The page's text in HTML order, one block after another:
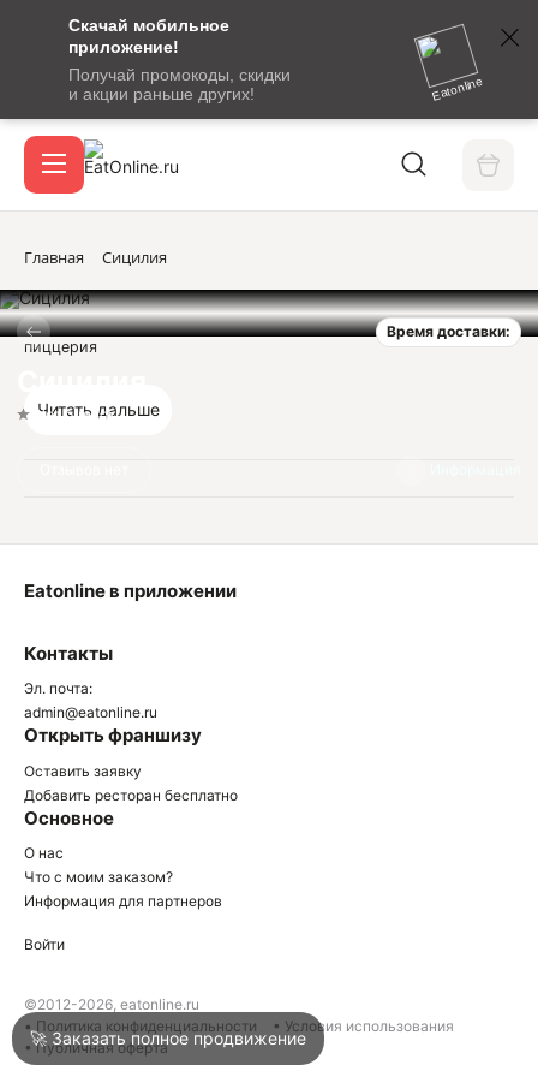
Скачай мобильное
приложение!
Получай промокоды, скидки
и акции раньше других!
Eatonline
сообщение
кодом
подтверждения
Вход / регистрация
Акции
Войти
Написать в техподдержку
Главная Сицилия
Время доставки:
Нет оценок
пиццерия
Читать дальше
Контакты
Эл. почта:
admin@eatonline.ru
Открыть франшизу
Оставить заявку
Добавить ресторан бесплатно
Основное
О нас
Что с моим заказом?
Информация для партнеров
Eatonline в приложении
Войти
©2012-2026, eatonline.ru
• Политика конфиденциальности
• Условия использования
• Публичная оферта
🚀 Заказать полное продвижение